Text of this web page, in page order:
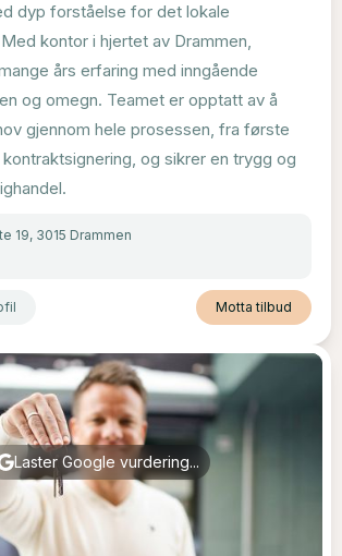
dyp forståelse for det lokale
kontor i hjertet av Drammen,
års erfaring med inngående
og omegn. Teamet er opptatt av å
gjennom hele prosessen, fra første
og sikrer en trygg og
19, 3015 Drammen
Motta tilbud
Laster Google vurdering...